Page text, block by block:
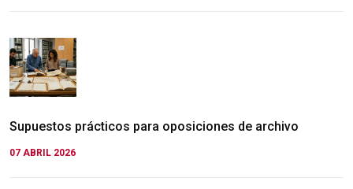
Supuestos prácticos para oposiciones de archivo
07 ABRIL 2026